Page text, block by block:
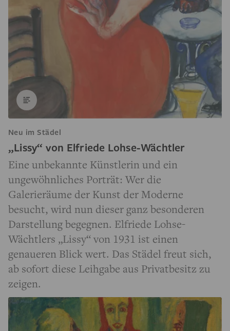
Neu im Städel
„Lissy“ von Elfriede Lohse-Wächtler
Eine unbekannte Künstlerin und ein
ungewöhnliches Porträt: Wer die
Galerieräume der Kunst der Moderne
besucht, wird nun dieser ganz besonderen
Darstellung begegnen. Elfriede Lohse-
Wächtlers „Lissy“ von 1931 ist einen
genaueren Blick wert. Das Städel freut sich,
ab sofort diese Leihgabe aus Privatbesitz zu
zeigen.